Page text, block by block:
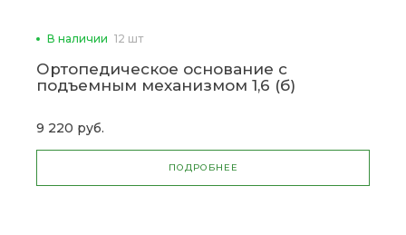
В наличии 12 шт
Ортопедическое основание с
подъемным механизмом 1,6 (б)
9 220 руб.
ПОДРОБНЕЕ